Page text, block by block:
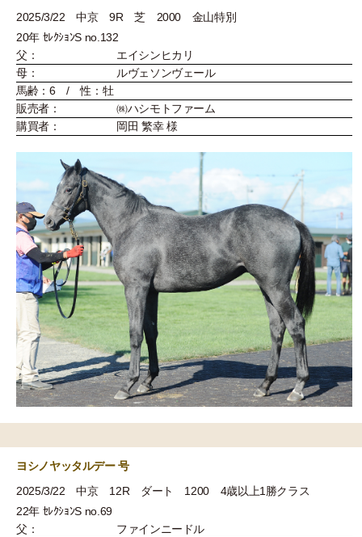
2025/3/22 中京 9R 芝 2000 金山特別
20年 ｾﾚｸｼｮﾝS no.132
父：
エイシンヒカリ
母：
ルヴェソンヴェール
馬齢：6 / 性：牡
販売者：
㈱ハシモトファーム
購買者：
岡田 繁幸 様
ヨシノヤッタルデー 号
2025/3/22 中京 12R ダート 1200 4歳以上1勝クラス
22年 ｾﾚｸｼｮﾝS no.69
父：
ファインニードル